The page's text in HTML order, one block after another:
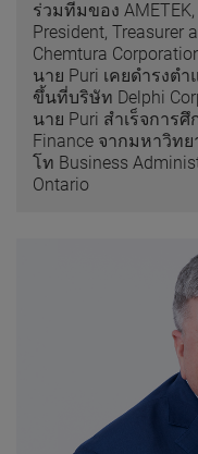
ร่วมทีมของ
President, Treasurer
Chemtura
นาย Puri เคยดำรงต
ขึ้นที่บริษัท Delphi
นาย Puri สำเร็จการ
Finance จากมหาวิท
โท Business
Ontario